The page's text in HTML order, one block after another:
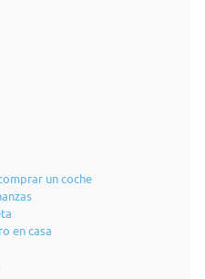
un coche
en casa